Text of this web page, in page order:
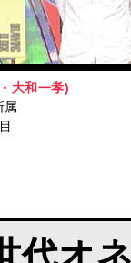
大和一孝)
属
代オ